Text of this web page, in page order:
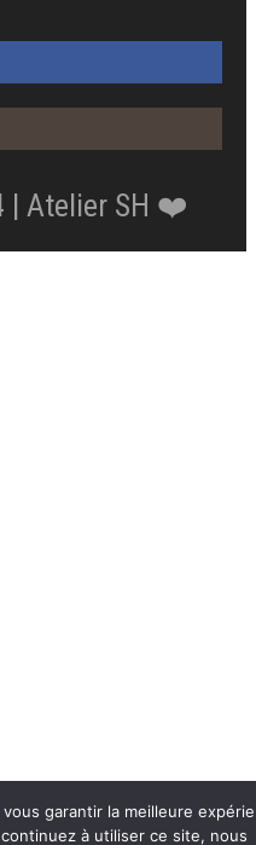
| Atelier SH ❤️
garantir la meilleure
à utiliser ce site, nous